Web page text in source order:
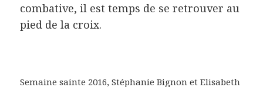
combative, il est temps de se retrouver au
pied de la croix.
Semaine sainte 2016, Stéphanie Bignon et Elisabeth